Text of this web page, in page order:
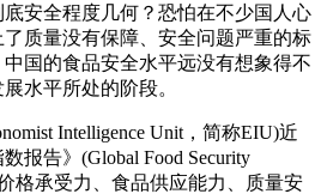
安全程度几何？恐怕在不少国人心
质量没有保障、安全问题严重的标
国的食品安全水平远没有想象得不
水平所处的阶段。
Intelligence Unit，简称EIU)近
报告》(Global Food Security
格承受力、食品供应能力、质量安